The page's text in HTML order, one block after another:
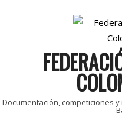
Documentación, competiciones